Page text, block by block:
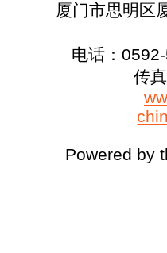
厦门市思明区
电话：
传
Powered by